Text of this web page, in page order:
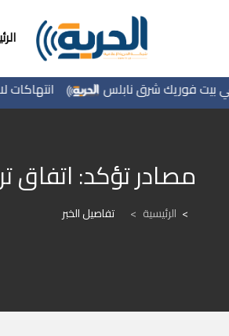
انتهاكات لا
مصادر تؤكد: اتفاق
الرئيسية > تفاصيل الخبر